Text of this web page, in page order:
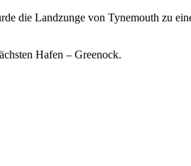
die Landzunge von Tynemouth zu
Hafen – Greenock.